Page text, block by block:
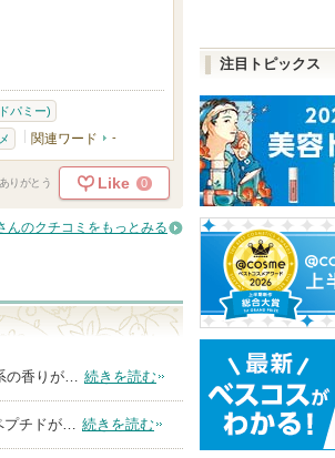
パミー)
関連ワード -
りがとう Like 0
んのクチコミをもっとみる
の香りが… 続きを読む
プチドが… 続きを読む
注目トピックス